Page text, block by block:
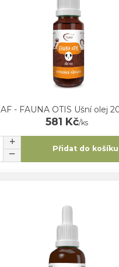
AF - FAUNA OTIS Ušní olej
581 Kč/ks
Přidat do košíku